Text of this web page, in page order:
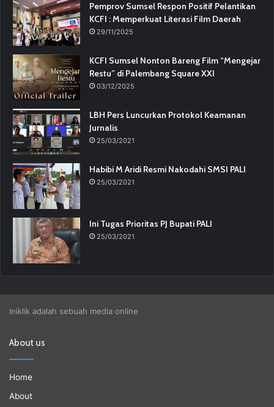
Pemprov Sumsel Respon Positif Pelantikan
KCFI : Memperkuat Literasi Film Daerah
29/11/2025
KCFI Sumsel Nonton Bareng Film “Mengejar
Restu” di Palembang Square XXI
03/12/2025
LBH Pers Luncurkan Protokol Keamanan
Jurnalis
25/03/2021
Habibi M Aridi Resmi Nakodahi SMSI PALI
25/03/2021
Ini Tugas Prioritas PJ Bupati PALI
25/03/2021
Iniklik adalah sebuah media online
About us
Home
About